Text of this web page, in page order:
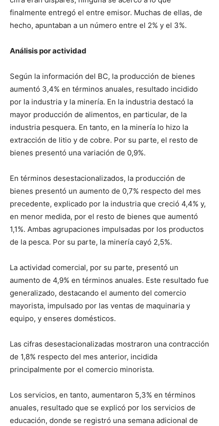
finalmente entregó el entre emisor. Muchas de ellas, de
hecho, apuntaban a un número entre el 2% y el 3%.
Análisis por actividad
Según la información del BC, la producción de bienes
aumentó 3,4% en términos anuales, resultado incidido
por la industria y la minería. En la industria destacó la
mayor producción de alimentos, en particular, de la
industria pesquera. En tanto, en la minería lo hizo la
extracción de litio y de cobre. Por su parte, el resto de
bienes presentó una variación de 0,9%.
En términos desestacionalizados, la producción de
bienes presentó un aumento de 0,7% respecto del mes
precedente, explicado por la industria que creció 4,4% y,
en menor medida, por el resto de bienes que aumentó
1,1%. Ambas agrupaciones impulsadas por los productos
de la pesca. Por su parte, la minería cayó 2,5%.
La actividad comercial, por su parte, presentó un
aumento de 4,9% en términos anuales. Este resultado fue
generalizado, destacando el aumento del comercio
mayorista, impulsado por las ventas de maquinaria y
equipo, y enseres domésticos.
Las cifras desestacionalizadas mostraron una contracción
de 1,8% respecto del mes anterior, incidida
principalmente por el comercio minorista.
Los servicios, en tanto, aumentaron 5,3% en términos
anuales, resultado que se explicó por los servicios de
educación, donde se registró una semana adicional de